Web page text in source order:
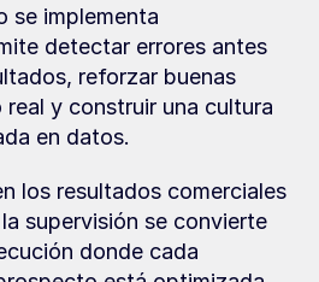
se implementa
detectar errores antes
reforzar buenas
y construir una cultura
en datos.
los resultados comerciales
supervisión se convierte
donde cada